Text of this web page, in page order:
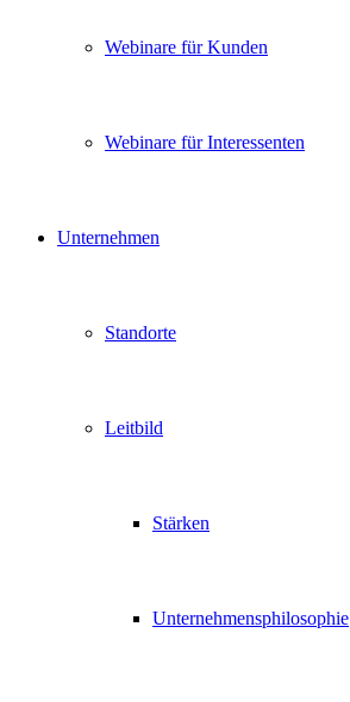
Webinare für Kunden
Webinare für Interessenten
Unternehmen
Standorte
Leitbild
Stärken
Unternehmensphilosophie